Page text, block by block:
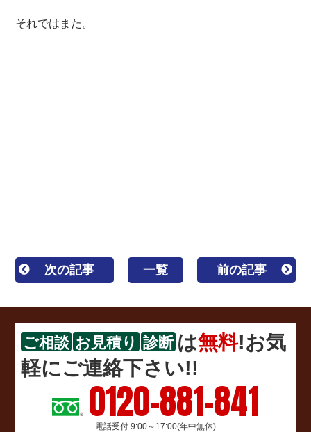
それではまた。
次の記事 一覧 前の記事
ご相談 お見積り 診断 は無料!お気
軽にご連絡下さい!!
0120-881-841
電話受付 9:00～17:00(年中無休)